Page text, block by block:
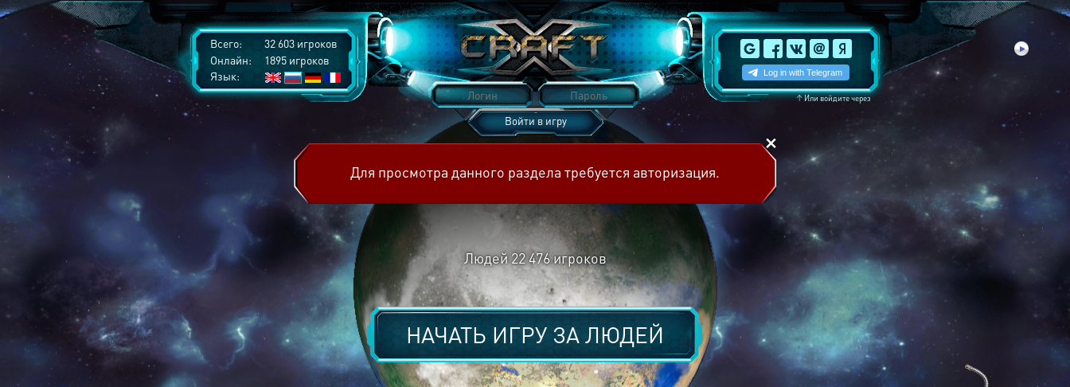
Всего:
32 603 игроков
Онлайн:
1895 игроков
Язык:
↑Или войдите через
Войти в игру
Для просмотра данного раздела требуется авторизация.
Людей 22 476игроков
НАЧАТЬ ИГРУ ЗАЛЮДЕЙ